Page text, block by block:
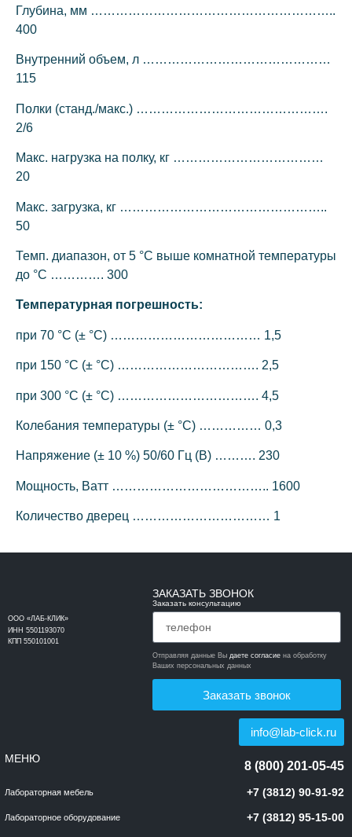
Глубина, мм …………………………………………………..
400
Внутренний объем, л ………………………………………
115
Полки (станд./макс.) ……………………………………….
2/6
Макс. нагрузка на полку, кг ………………………………
20
Макс. загрузка, кг …………………………………………..
50
Темп. диапазон, от 5 °C выше комнатной температуры
до °C …………. 300
Температурная погрешность:
при 70 °C (± °C) ……………………………… 1,5
при 150 °C (± °C) ……………………………. 2,5
при 300 °C (± °C) ……………………………. 4,5
Колебания температуры (± °C) …………… 0,3
Напряжение (± 10 %) 50/60 Гц (В) ………. 230
Мощность, Ватт ……………………………….. 1600
Количество дверец …………………………… 1
ООО «ЛАБ-КЛИК»
ИНН 5501193070
КПП 550101001
ЗАКАЗАТЬ ЗВОНОК
Заказать консультацию
Отправляя данные Вы даете согласиена обработку
Ваших персональных данных
Заказать звонок
МЕНЮ
Лабораторная мебель
Лабораторное оборудование
info@lab-click.ru
8 (800) 201-05-45
+7 (3812) 90-91-92
+7 (3812) 95-15-00